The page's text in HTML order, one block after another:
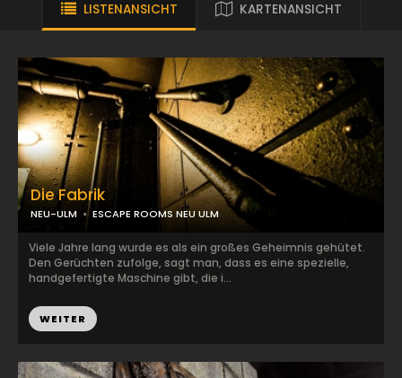
LISTENANSICHT KARTENANSICHT
Die Fabrik
NEU-ULM ESCAPE ROOMS NEU ULM
Viele Jahre lang wurde es als ein großes Geheimnis gehütet.
Den Gerüchten zufolge, sagt man, dass es eine spezielle,
handgefertigte Maschine gibt, die i...
WEITER